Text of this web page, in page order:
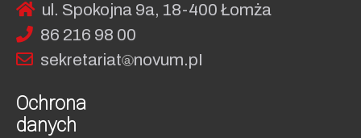
ul. Spokojna 9a, 18-400 Łomża
86 216 98 00
sekretariat novum.pI
Ochrona
danych